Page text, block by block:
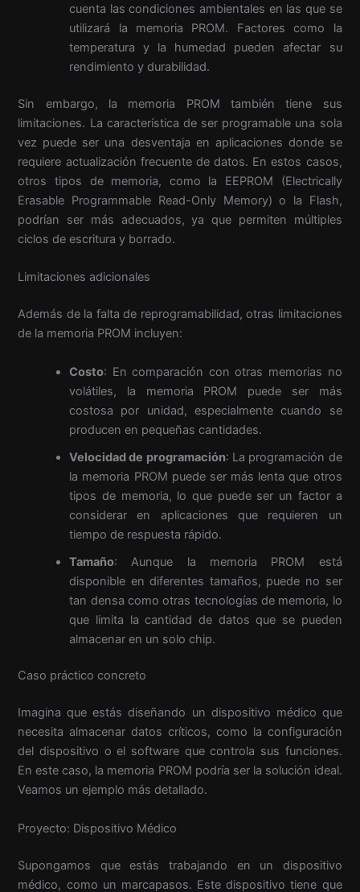
cuenta las condiciones ambientales en las que se
utilizará la memoria PROM. Factores como la
temperatura y la humedad pueden afectar su
rendimiento y durabilidad.
Sin embargo, la memoria PROM también tiene sus
limitaciones. La característica de ser programable una sola
vez puede ser una desventaja en aplicaciones donde se
requiere actualización frecuente de datos. En estos casos,
otros tipos de memoria, como la EEPROM (Electrically
Erasable Programmable Read-Only Memory) o la Flash,
podrían ser más adecuados, ya que permiten múltiples
ciclos de escritura y borrado.
Limitaciones adicionales
Además de la falta de reprogramabilidad, otras limitaciones
de la memoria PROM incluyen:
Costo: En comparación con otras memorias no
volátiles, la memoria PROM puede ser más
costosa por unidad, especialmente cuando se
producen en pequeñas cantidades.
Velocidad de programación: La programación de
la memoria PROM puede ser más lenta que otros
tipos de memoria, lo que puede ser un factor a
considerar en aplicaciones que requieren un
tiempo de respuesta rápido.
Tamaño: Aunque la memoria PROM está
disponible en diferentes tamaños, puede no ser
tan densa como otras tecnologías de memoria, lo
que limita la cantidad de datos que se pueden
almacenar en un solo chip.
Caso práctico concreto
Imagina que estás diseñando un dispositivo médico que
necesita almacenar datos críticos, como la configuración
del dispositivo o el software que controla sus funciones.
En este caso, la memoria PROM podría ser la solución ideal.
Veamos un ejemplo más detallado.
Proyecto: Dispositivo Médico
Supongamos que estás trabajando en un dispositivo
médico, como un marcapasos. Este dispositivo tiene que